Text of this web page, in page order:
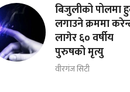
बिजुलीको पोलमा
लगाउने क्रममा
लागेर ६० वर्षीय
पुरुषको मृत्यु
वीरगंज सिटी